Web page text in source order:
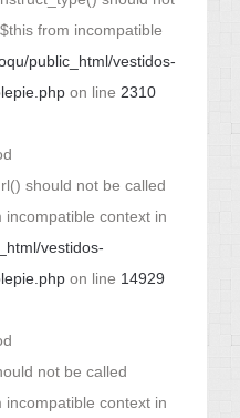
from incompatible
public_html/vestidos-
on line 2310
should not be called
incompatible context in
vestidos-
on line 14929
not be called
incompatible context in